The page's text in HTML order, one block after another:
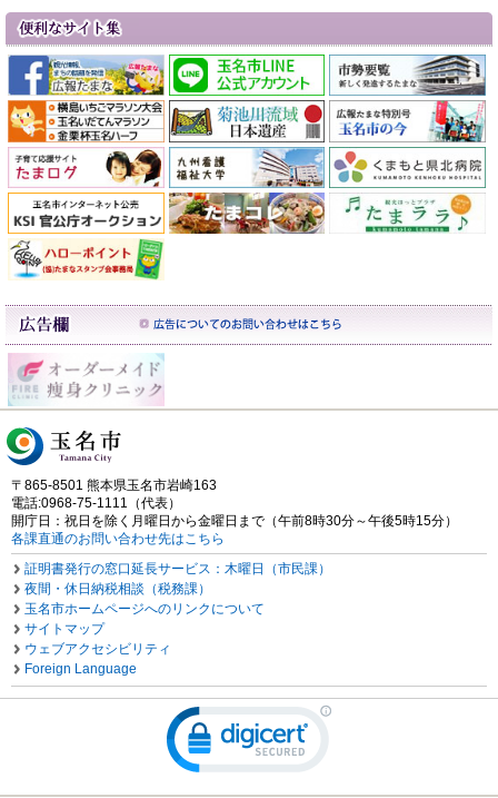
〒865-8501 熊本県玉名市岩崎163
電話:0968-75-1111（代表）
開庁日：祝日を除く月曜日から金曜日まで（午前8時30分～午後5時15分）
各課直通のお問い合わせ先はこちら
証明書発行の窓口延長サービス：木曜日（市民課）
夜間・休日納税相談（税務課）
玉名市ホームページへのリンクについて
サイトマップ
ウェブアクセシビリティ
Foreign Language